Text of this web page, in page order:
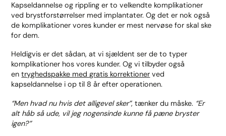
Kapseldannelse og rippling er to velkendte komplikationer
ved brystforstørrelser med implantater. Og det er nok også
de komplikationer vores kunder er mest nervøse for skal ske
for dem.
Heldigvis er det sådan, at vi sjældent ser de to typer
komplikationer hos vores kunder. Og vi tilbyder også
entryghedspakke med gratis korrektioner ved
kapseldannelse i op til 8 år efter operationen.
“Men hvad nu hvis det alligevel sker”, tænker du måske. “Er
alt håb så ude, vil jeg nogensinde kunne få pæne bryster
igen?”